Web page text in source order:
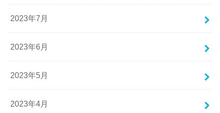
2023年7月
2023年6月
2023年5月
2023年4月